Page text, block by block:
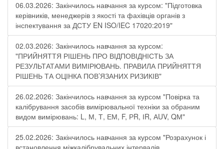
06.03.2026: Закінчилось навчання за курсом: "Підготовка
керівників, менеджерів з якості та фахівців органів з
інспектування за ДСТУ EN ISO/IEC 17020:2019"
02.03.2026: Закінчилось навчання за курсом:
"ПРИЙНЯТТЯ РІШЕНЬ ПРО ВІДПОВІДНІСТЬ ЗА
РЕЗУЛЬТАТАМИ ВИМІРЮВАНЬ. ПРАВИЛА ПРИЙНЯТТЯ
РІШЕНЬ ТА ОЦІНКА ПОВ’ЯЗАНИХ РИЗИКІВ"
26.02.2026: Закінчилось навчання за курсом "Повірка та
калібрування засобів вимірювальної техніки за обраним
видом вимірювань: L, М, Т, ЕМ, F, РR, ІR, АUV, QМ"
25.02.2026: Закінчилось навчання за курсом "Розрахунок і
встановлення міжкалібрувальних інтервалів